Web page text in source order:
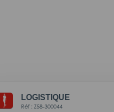
LOGISTIQUE
Réf : Z58-300044